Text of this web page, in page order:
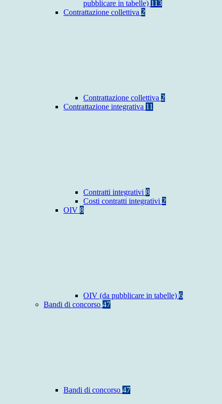
pubblicare in tabelle) 113
Contrattazione collettiva 2
Contrattazione collettiva 2
Contrattazione integrativa 11
Contratti integrativi 8
Costi contratti integrativi 2
OIV 8
OIV (da pubblicare in tabelle) 6
Bandi di concorso 47
Bandi di concorso 47